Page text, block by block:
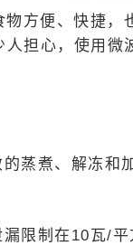
物方便、快捷，
人担心，使用微
蒸煮、解冻和
限制在10瓦/平